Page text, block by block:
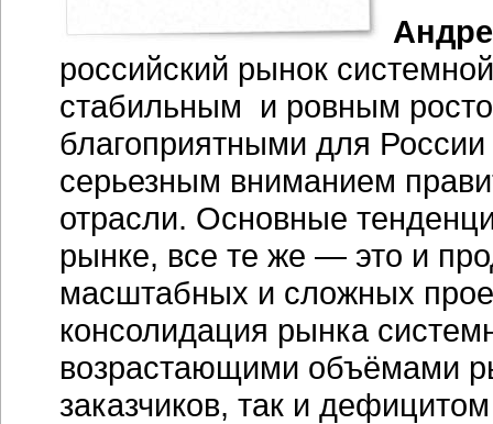
российский рынок
стабильным и ровным
благоприятными для
серьезным вниманием
отрасли. Основные
рынке, все те же — это и
масштабных и сложных
консолидация рынка
возрастающими объёмами
заказчиков, так и